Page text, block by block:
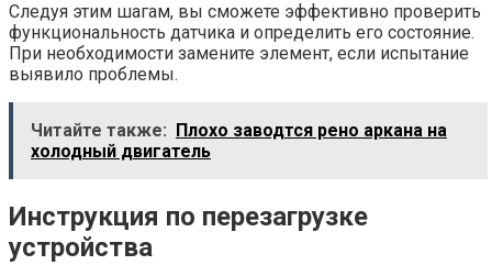
Следуя этим шагам, вы сможете эффективно проверить
функциональность датчика и определить его состояние.
При необходимости замените элемент, если испытание
выявило проблемы.
Читайте также:
Плохо заводтся рено аркана на
холодный двигатель
Инструкция по перезагрузке
устройства